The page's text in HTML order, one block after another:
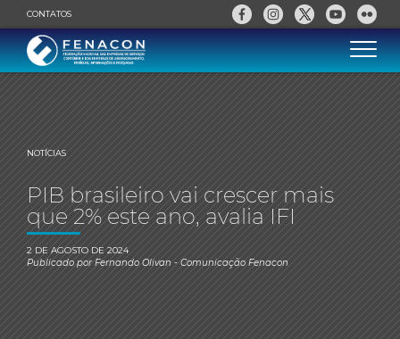
CONTATOS
NOTÍCIAS
PIB brasileiro vai crescer mais
que 2% este ano, avalia IFI
2 DE AGOSTO DE 2024
Publicado porFernando Olivan- Comunicação Fenacon